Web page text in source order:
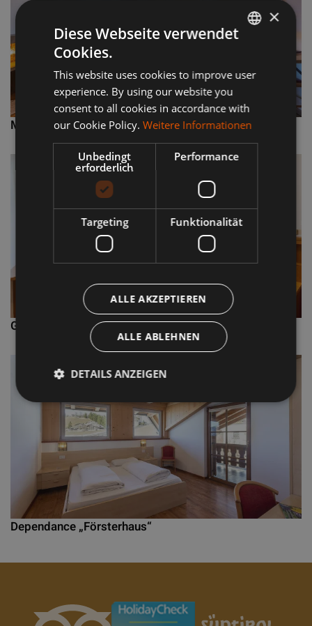
Mansardenzimmer Süd
Gästezimmer Ost
Dependance „Försterhaus“
ITALIAN
×
Diese Webseite verwendet
Cookies.
This website uses cookies to improve user
experience. By using our website you
consent to all cookies in accordance with
our Cookie Policy. Weitere Informationen
Unbedingt
erforderlich
Performance
Targeting Funktionalität
ALLE AKZEPTIEREN
ALLE ABLEHNEN
DETAILS ANZEIGEN